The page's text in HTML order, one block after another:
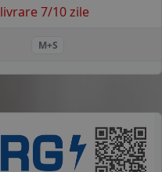
livrare 7/10 zile
M+S